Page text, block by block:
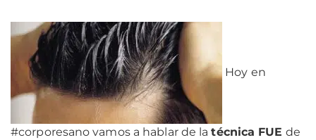
Hoy en
#corporesano vamos a hablar de latécnica FUE de